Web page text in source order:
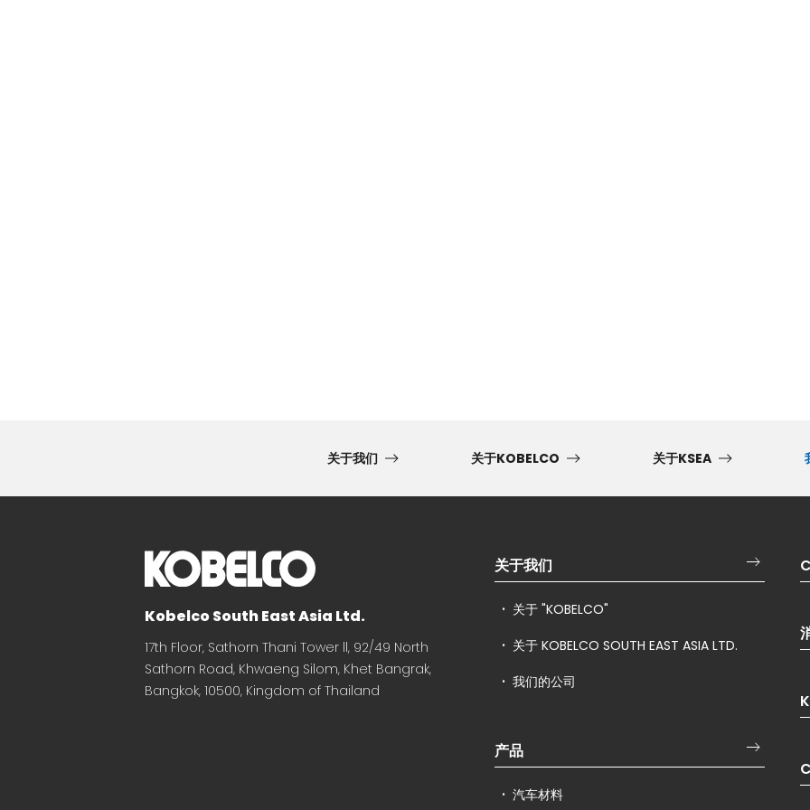
关于我们 关于KOBELCO 关于KSEA
Kobelco South East Asia Ltd.
17th Floor, Sathorn Thani Tower ll, 92/49 North
Sathorn Road, Khwaeng Silom, Khet Bangrak,
Bangkok, 10500, Kingdom of Thailand
关于我们
关于 "KOBELCO"
关于 KOBELCO SOUTH EAST ASIA LTD.
我们的公司
产品
汽车材料